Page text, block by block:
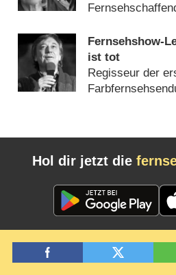
Fernsehshow-
ist tot
Regisseur der
Hol dir jetzt die